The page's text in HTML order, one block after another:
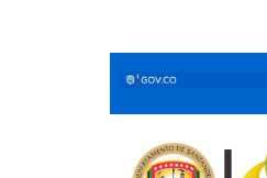
contenido